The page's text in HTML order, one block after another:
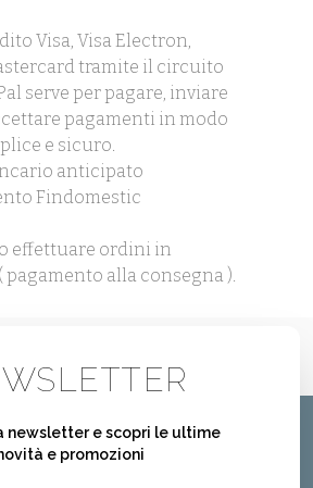
Visa, Visa Electron,
tramite il circuito
serve per pagare, inviare
pagamenti in modo
e sicuro.
anticipato
Findomestic
effettuare ordini in
alla consegna ).
newsletter e scopri le ultime
e promozioni